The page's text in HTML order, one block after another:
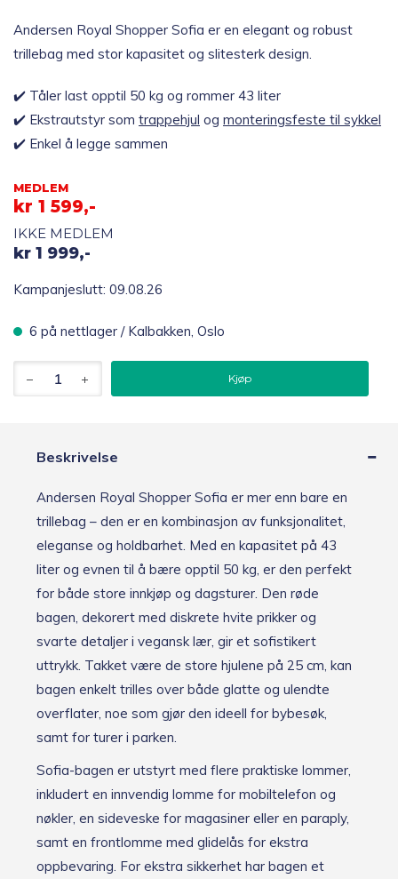
Andersen Royal Shopper Sofia er en elegant og robust
trillebag med stor kapasitet og slitesterk design.
✔️ Tåler last opptil 50 kg og rommer 43 liter
✔️ Ekstrautstyr som trappehjul og monteringsfeste til sykkel
✔️ Enkel å legge sammen
MEDLEM
kr 1 599,-
IKKE MEDLEM
kr 1 999,-
Kampanjeslutt: 09.08.26
6 på nettlager / Kalbakken, Oslo
Royal
Shopper
Kjøp
Beskrivelse
Andersen Royal Shopper Sofia er mer enn bare en
trillebag – den er en kombinasjon av funksjonalitet,
eleganse og holdbarhet. Med en kapasitet på 43
liter og evnen til å bære opptil 50 kg, er den perfekt
for både store innkjøp og dagsturer. Den røde
bagen, dekorert med diskrete hvite prikker og
svarte detaljer i vegansk lær, gir et sofistikert
uttrykk. Takket være de store hjulene på 25 cm, kan
bagen enkelt trilles over både glatte og ulendte
overflater, noe som gjør den ideell for bybesøk,
samt for turer i parken.
Sofia-bagen er utstyrt med flere praktiske lommer,
inkludert en innvendig lomme for mobiltelefon og
nøkler, en sideveske for magasiner eller en paraply,
samt en frontlomme med glidelås for ekstra
oppbevaring. For ekstra sikkerhet har bagen et